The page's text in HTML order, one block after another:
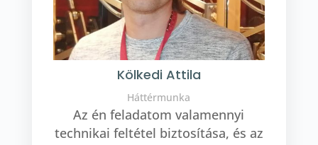
Kölkedi Attila
Háttérmunka
Az én feladatom valamennyi
technikai feltétel biztosítása, és az